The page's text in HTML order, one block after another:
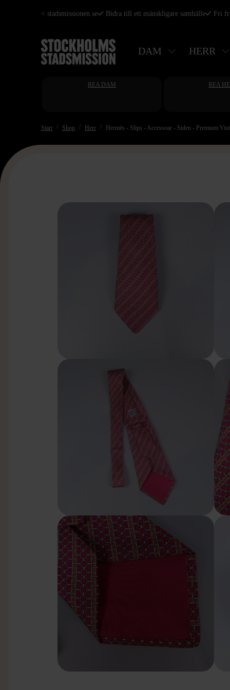
Hoppa
huvudinnehåll
< stadsmissionen.se Bidra till ett mänskligare samhälle Fri
DAM HERR
REA DAM REA
Start Shop Herr Hermès - Slips - Accessoar - Siden - Premium